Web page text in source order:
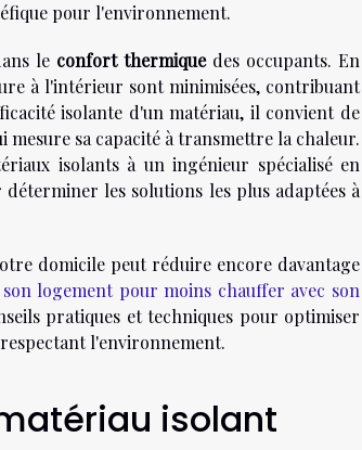
pour l'environnement.
le confort thermiquedes occupants. En
à l'intérieur sont minimisées, contribuant
isolante d'un matériau, il convient de
sa capacité à transmettre la chaleur.
isolants à un ingénieur spécialisé en
les solutions les plus adaptées à
domicile peut réduire encore davantage
logement pour moins chauffer avec son
pratiques et techniques pour optimiser
l'environnement.
isolant